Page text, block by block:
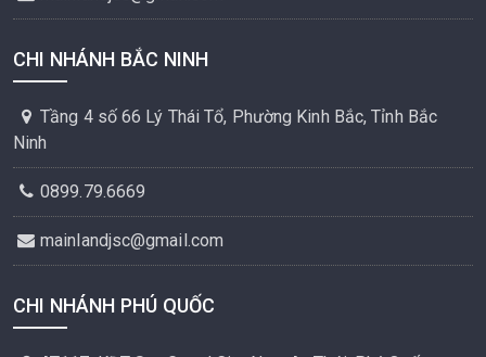
CHI NHÁNH BẮC NINH
Tầng 4 số 66 Lý Thái Tổ, Phường Kinh Bắc, Tỉnh Bắc
Ninh
0899.79.6669
mainlandjsc@gmail.com
CHI NHÁNH PHÚ QUỐC